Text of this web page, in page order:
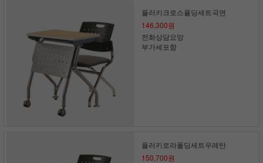
플러키크로스폴딩세트곡면
146,300원
전화상담요망
부가세포함
플러키로라폴딩세트우레탄
150,700원